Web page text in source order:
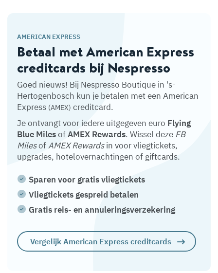
AMERICAN EXPRESS
Betaal met American Express
creditcards bij Nespresso
Goed nieuws! Bij Nespresso Boutique in 's-
Hertogenbosch kun je betalen met een American
Express (AMEX) creditcard.
Je ontvangt voor iedere uitgegeven euro Flying
Blue MilesofAMEX Rewards. Wissel deze FB
MilesofAMEX Rewardsin voor vliegtickets,
upgrades, hotelovernachtingen of giftcards.
Sparen voor gratis vliegtickets
Vliegtickets gespreid betalen
Gratis reis- en annuleringsverzekering
Vergelijk American Express creditcards